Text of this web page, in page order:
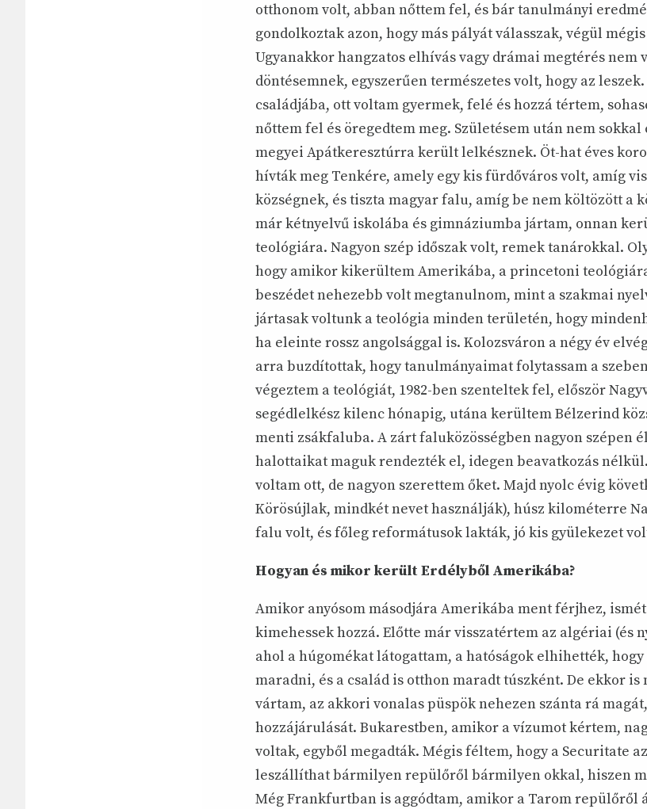
otthonom volt, abban nőttem fel, és bár tanulmányi
gondolkoztak azon, hogy más pályát válasszak, végül
Ugyanakkor hangzatos elhívás vagy drámai megtérés nem
döntésemnek, egyszerűen természetes volt, hogy az
családjába, ott voltam gyermek, felé és hozzá tértem,
nőttem fel és öregedtem meg. Születésem után nem sokkal
megyei Apátkeresztúrra került lelkésznek. Öt-hat éves
hívták meg Tenkére, amely egy kis fürdőváros volt, amíg
községnek, és tiszta magyar falu, amíg be nem költözött a
már kétnyelvű iskolába és gimnáziumba jártam, onnan
teológiára. Nagyon szép időszak volt, remek tanárokkal.
hogy amikor kikerültem Amerikába, a princetoni
beszédet nehezebb volt megtanulnom, mint a szakmai
jártasak voltunk a teológia minden területén, hogy
ha eleinte rossz angolsággal is. Kolozsváron a négy év
arra buzdítottak, hogy tanulmányaimat folytassam a
végeztem a teológiát, 1982-ben szenteltek fel, először
segédlelkész kilenc hónapig, utána kerültem Bélzerind
menti zsákfaluba. A zárt faluközösségben nagyon szépen
halottaikat maguk rendezték el, idegen beavatkozás
voltam ott, de nagyon szerettem őket. Majd nyolc évig
Körösújlak, mindkét nevet használják), húsz kilométerre
falu volt, és főleg reformátusok lakták, jó kis gyülekezet
Hogyan és mikor került Erdélyből Amerikába?
Amikor anyósom másodjára Amerikába ment férjhez,
kimehessek hozzá. Előtte már visszatértem az algériai (és
ahol a húgomékat látogattam, a hatóságok elhihették,
maradni, és a család is otthon maradt túszként. De ekkor is
vártam, az akkori vonalas püspök nehezen szánta rá
hozzájárulását. Bukarestben, amikor a vízumot kértem,
voltak, egyből megadták. Mégis féltem, hogy a Securitate
leszállíthat bármilyen repülőről bármilyen okkal, hiszen
Még Frankfurtban is aggódtam, amikor a Tarom repülőről